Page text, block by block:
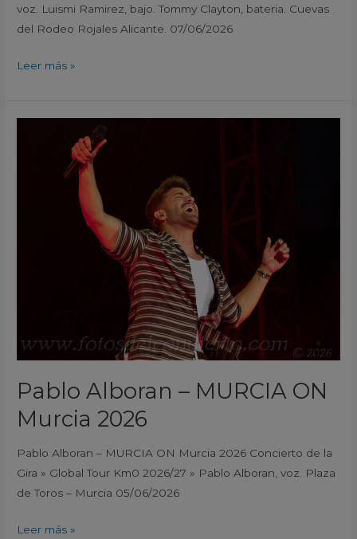
voz. Luismi Ramirez, bajo. Tommy Clayton, bateria. Cuevas
del Rodeo Rojales Alicante. 07/06/2026
Leer más »
Pablo Alboran – MURCIA ON
Murcia 2026
Pablo Alboran – MURCIA ON Murcia 2026 Concierto de la
Gira » Global Tour Km0 2026/27 » Pablo Alboran, voz. Plaza
de Toros – Murcia 05/06/2026
Leer más »